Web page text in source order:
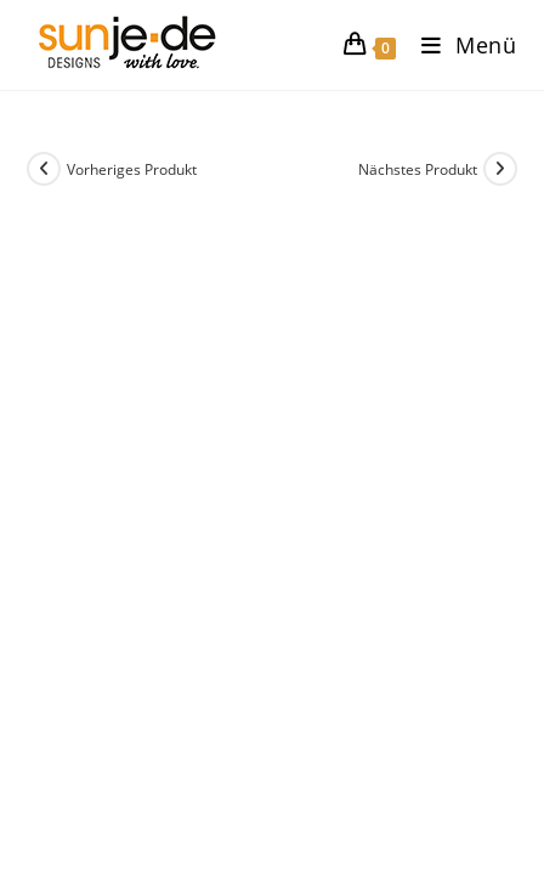
Inhalt
springen
0 Menü
Vorheriges Produkt Nächstes Produkt